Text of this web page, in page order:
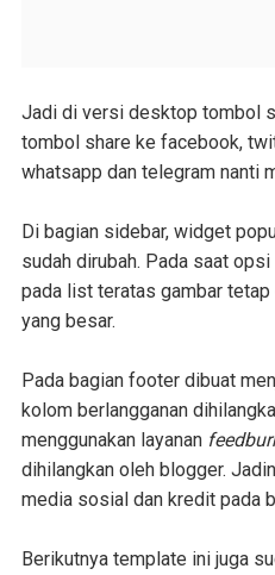
Jadi di versi desktop tombol
tombol share ke facebook,
whatsapp dan telegram nanti
Di bagian sidebar, widget
sudah dirubah. Pada saat
pada list teratas gambar
yang besar.
Pada bagian footer dibuat
kolom berlangganan
menggunakan layanan
dihilangkan oleh blogger.
media sosial dan kredit pada
Berikutnya template ini juga